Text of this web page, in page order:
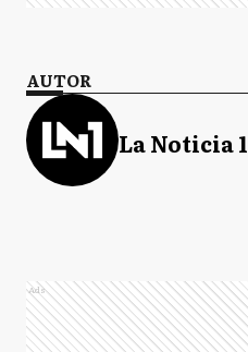
AUTOR
La Noticia 1
Ads